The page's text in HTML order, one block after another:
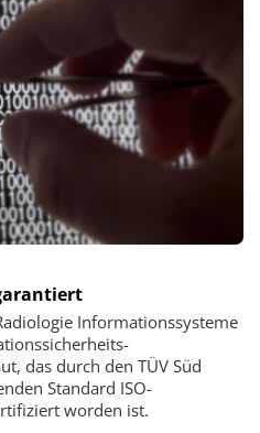
Informationssysteme
das durch den TÜV Süd
Standard ISO-
worden ist.